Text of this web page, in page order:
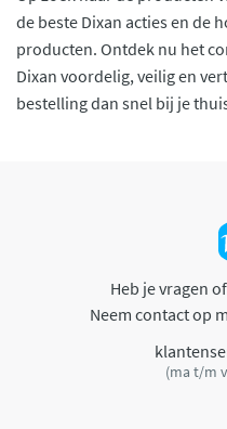
de beste Dixan acties en de
producten. Ontdek nu het
Dixan voordelig, veilig en
bestelling dan snel bij je
Heb je vragen
Neem contact op
(ma t/m